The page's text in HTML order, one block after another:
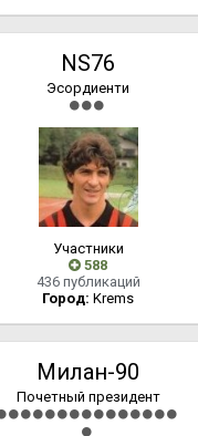
NS76
Эсордиенти
Участники
588
436 публикаций
Город: Krems
Милан-90
Почетный президент